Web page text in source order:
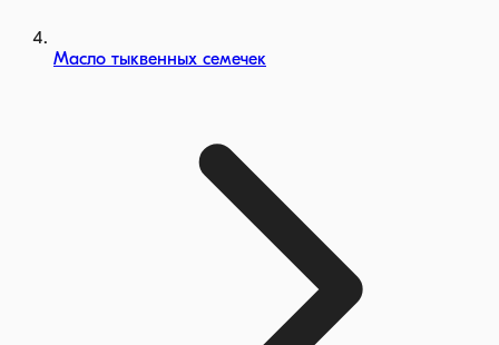
Масло тыквенных семечек